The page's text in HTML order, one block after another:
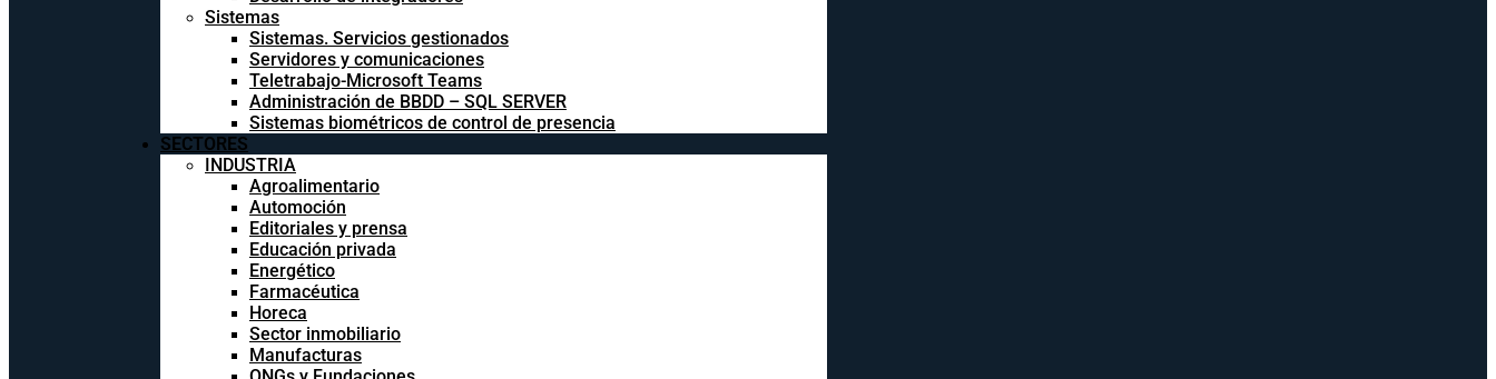
Sistemas
Sistemas. Servicios gestionados
Servidores y comunicaciones
Teletrabajo-Microsoft Teams
Administración de BBDD – SQL SERVER
Sistemas biométricos de control de presencia
SECTORES
INDUSTRIA
Agroalimentario
Automoción
Editoriales y prensa
Educación privada
Energético
Farmacéutica
Horeca
Sector inmobiliario
Manufacturas